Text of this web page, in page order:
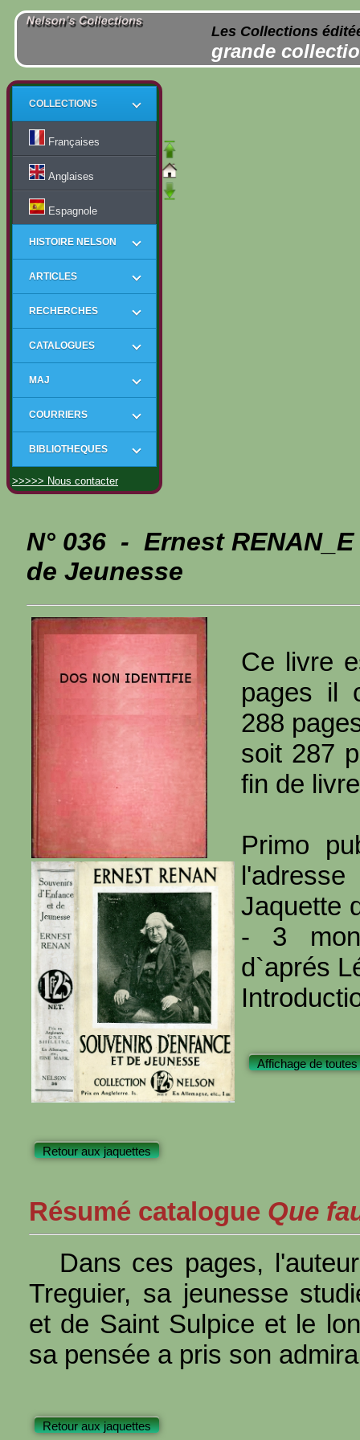
Les Collections
grande
COLLECTIONS
Françaises
Anglaises
Espagnole
HISTOIRE NELSON
ARTICLES
RECHERCHES
CATALOGUES
MAJ
COURRIERS
BIBLIOTHEQUES
>>>>> Nous contacter
N° 036 - Ernest
de Jeunesse
Ce livre
pages il
288
soit 287
fin de
Primo
l'adresse
Jaquette
- 3
d`aprés
Affichage de
Retour aux jaquettes
Résumé catalogue Que
Dans ces pages,
Treguier, sa jeunesse
et de Saint Sulpice et le
sa pensée a pris son
Retour aux jaquettes